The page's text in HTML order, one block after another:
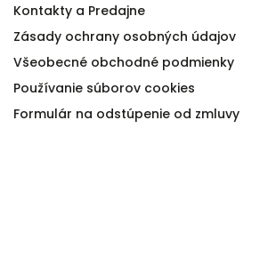
Kontakty a Predajne
Zásady ochrany osobných údajov
Všeobecné obchodné podmienky
Používanie súborov cookies
Formulár na odstúpenie od zmluvy